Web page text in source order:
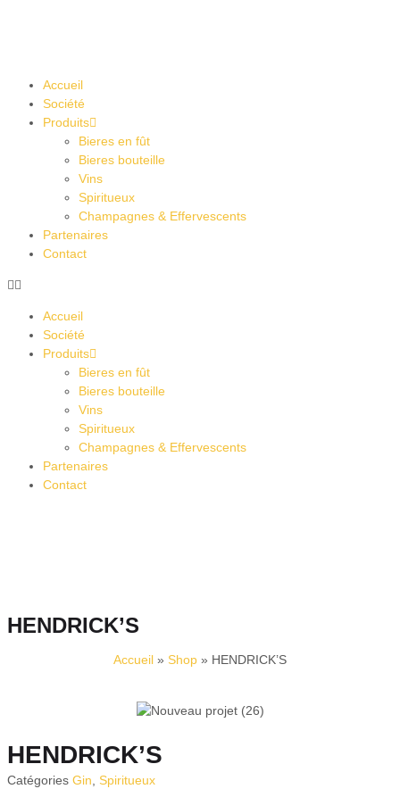
Accueil
Société
Produits
Bieres en fût
Bieres bouteille
Vins
Spiritueux
Champagnes & Effervescents
Partenaires
Contact
Accueil
Société
Produits
Bieres en fût
Bieres bouteille
Vins
Spiritueux
Champagnes & Effervescents
Partenaires
Contact
HENDRICK’S
Accueil » Shop » HENDRICK’S
HENDRICK’S
Catégories Gin Spiritueux